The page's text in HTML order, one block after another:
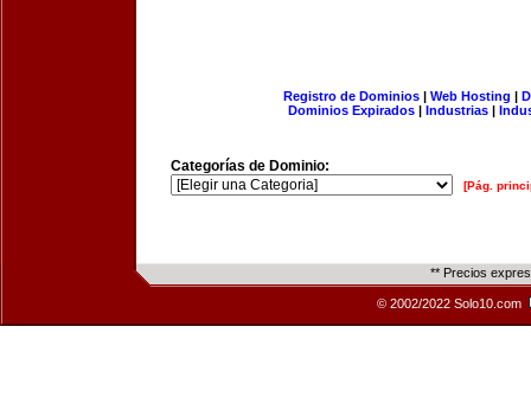
Registro de Dominios| Web Hosting |
Dominios Expirados | Industrias |
Categorías de Dominio:
[Pág.
** Precios
© 2002/2022 Solo10.com